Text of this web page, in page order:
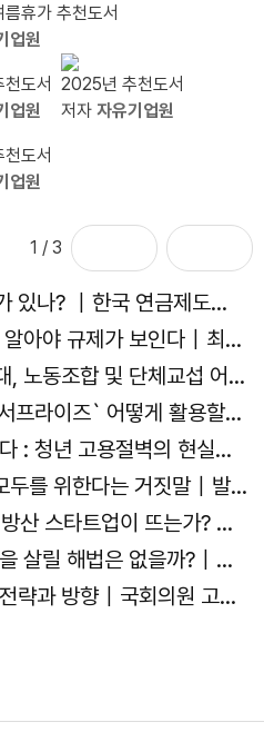
휴가 추천도서
업원
도서
업원
2025년 추천도서
저자 자유기업원
도서
업원
1 / 3
｜한국 연금제도의
아야 규제가 보인다｜최병
노동조합 및 단체교섭 어떻
콘서트
프라이즈` 어떻게 활용할
반도선진화재단, 자유기
: 청년 고용절벽의 현실과
기업원 공동주최 세미나
를 위한다는 거짓말｜발간
산 스타트업이 뜨는가? ｜
살릴 해법은 없을까?｜제
략과 방향｜국회의원 고동